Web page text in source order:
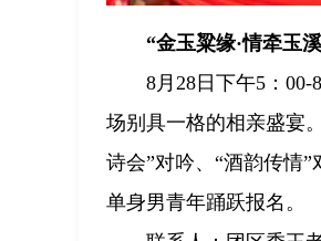
“金玉粱缘·情牵玉
8月28日下午5：
场别具一格的相亲盛宴
诗会”对吟、“酒韵传情
单身男青年踊跃报名。